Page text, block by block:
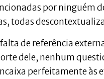
por ninguém
todas
de referência
dele, nenhum
perfeitamente às